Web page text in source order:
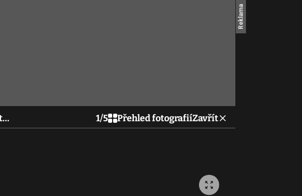
1/5 Přehled fotografiíZavřít